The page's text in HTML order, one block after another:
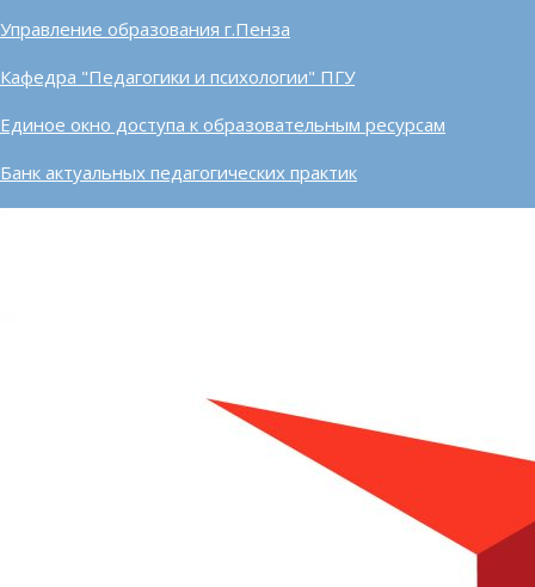
Управление образования г.Пенза
Кафедра "Педагогики и психологии" ПГУ
Единое окно доступа к образовательным ресурсам
Банк актуальных педагогических практик